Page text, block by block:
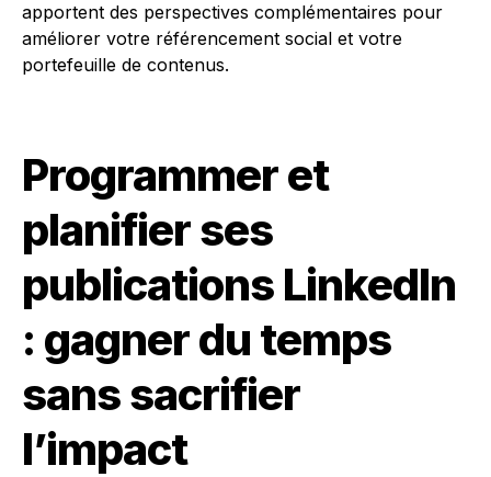
apportent des perspectives complémentaires pour
améliorer votre référencement social et votre
portefeuille de contenus.
Programmer et
planifier ses
publications LinkedIn
: gagner du temps
sans sacrifier
l’impact